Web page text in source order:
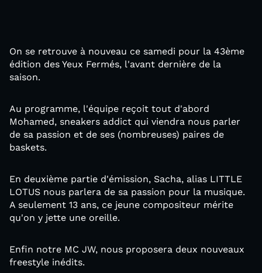
On se retrouve à nouveau ce samedi pour la 43ème
édition des Yeux Fermés, l'avant dernière de la
saison.
Au programme, l'équipe reçoit tout d'abord
Mohamed, sneakers addict qui viendra nous parler
de sa passion et de ses (nombreuses) paires de
baskets.
En deuxième partie d'émission, Sacha, alias LITTLE
LOTUS nous parlera de sa passion pour la musique.
A seulement 13 ans, ce jeune compositeur mérite
qu'on y jette une oreille.
Enfin notre MC JW, nous proposera deux nouveaux
freestyle inédits.